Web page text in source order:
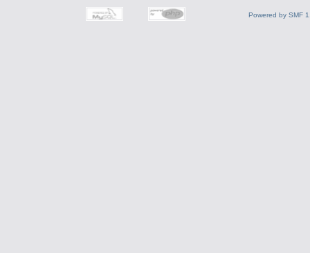
Powered by SMF